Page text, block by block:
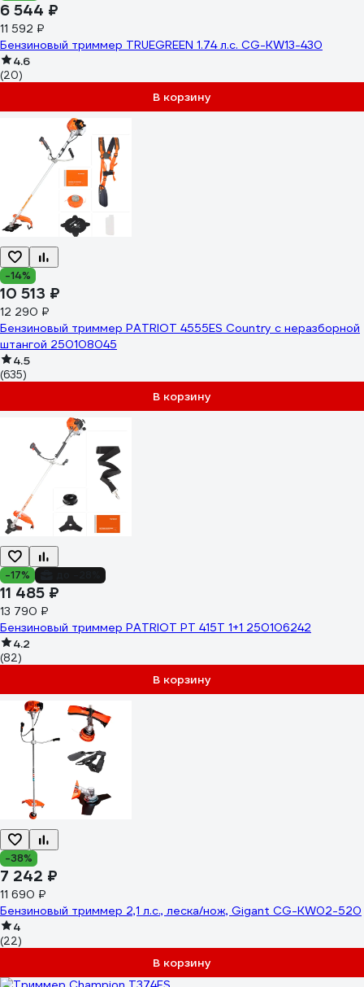
6 544 ₽
11 592 ₽
Бензиновый триммер TRUEGREEN 1.74 л.с. CG-KW13-430
4.6
(20)
В корзину
-14%
10 513 ₽
12 290 ₽
Бензиновый триммер PATRIOT 4555ES Country с неразборной
штангой 250108045
4.5
(635)
В корзину
-17%
11 485 ₽
13 790 ₽
Бензиновый триммер PATRIOT PT 415T 1+1 250106242
4.2
(82)
В корзину
-38%
7 242 ₽
11 690 ₽
Бензиновый триммер 2,1 л.с., леска/нож, Gigant CG-KW02-520
4
(22)
В корзину